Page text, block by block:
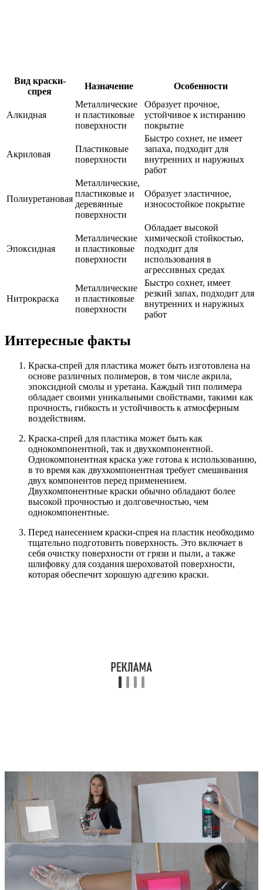
Вид краски-
спрея
Назначение Особенности
Алкидная
Металлические
и пластиковые
поверхности
Образует прочное,
устойчивое к истиранию
покрытие
Акриловая
Пластиковые
поверхности
Быстро сохнет, не имеет
запаха, подходит для
внутренних и наружных
работ
Полиуретановая
Металлические,
пластиковые и
деревянные
поверхности
Образует эластичное,
износостойкое покрытие
Эпоксидная
Металлические
и пластиковые
поверхности
Обладает высокой
химической стойкостью,
подходит для
использования в
агрессивных средах
Нитрокраска
Металлические
и пластиковые
поверхности
Быстро сохнет, имеет
резкий запах, подходит для
внутренних и наружных
работ
Интересные факты
Краска-спрей для пластика может быть изготовлена на
основе различных полимеров, в том числе акрила,
эпоксидной смолы и уретана. Каждый тип полимера
обладает своими уникальными свойствами, такими как
прочность, гибкость и устойчивость к атмосферным
воздействиям.
Краска-спрей для пластика может быть как
однокомпонентной, так и двухкомпонентной.
Однокомпонентная краска уже готова к использованию,
в то время как двухкомпонентная требует смешивания
двух компонентов перед применением.
Двухкомпонентные краски обычно обладают более
высокой прочностью и долговечностью, чем
однокомпонентные.
Перед нанесением краски-спрея на пластик необходимо
тщательно подготовить поверхность. Это включает в
себя очистку поверхности от грязи и пыли, а также
шлифовку для создания шероховатой поверхности,
которая обеспечит хорошую адгезию краски.